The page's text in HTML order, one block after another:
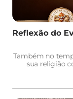
Reflexão do
Também no
sua religião